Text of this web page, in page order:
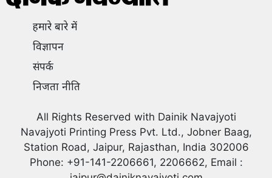
हमारे बारे में
विज्ञापन
संपर्क
निजता नीति
All Rights Reserved with Dainik Navajyoti
Navajyoti Printing Press Pvt. Ltd., Jobner Baag,
Station Road, Jaipur, Rajasthan, India 302006
Phone: +91-141-2206661, 2206662, Email :